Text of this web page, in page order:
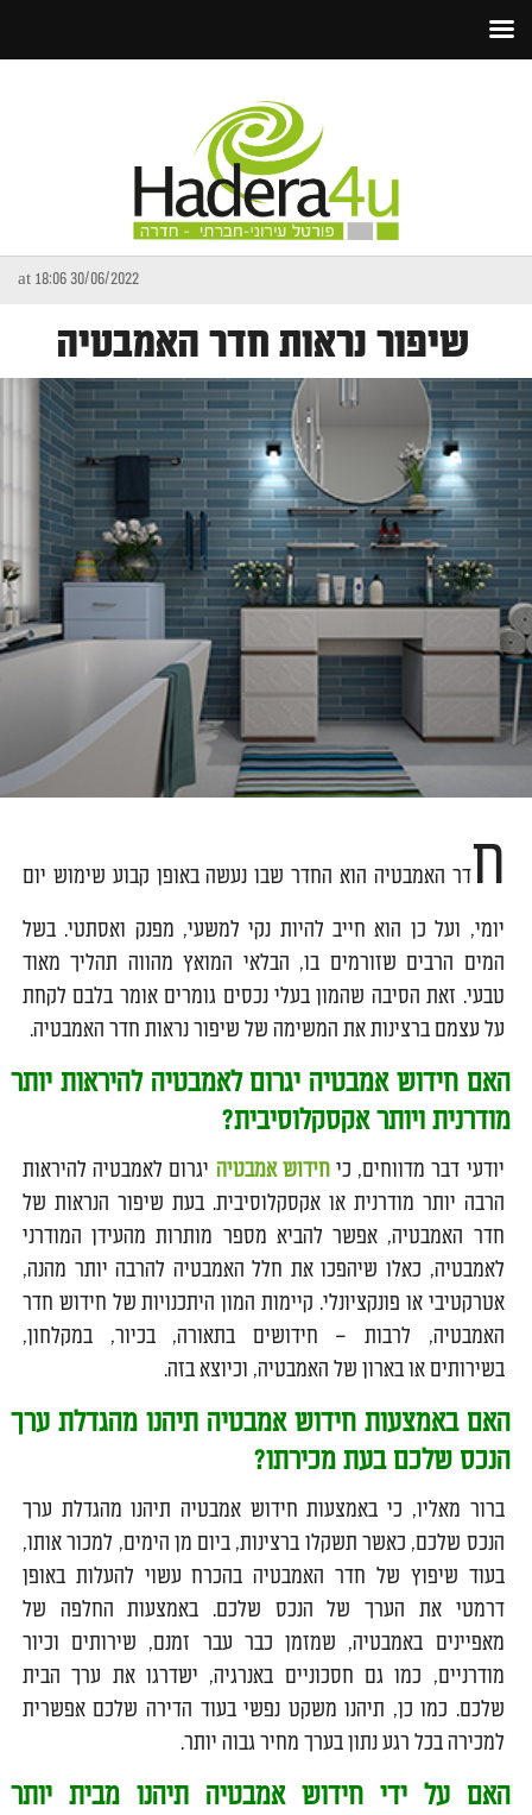
30/06/2022 at 18:06
שיפור נראות חדר האמבטיה
חדר האמבטיה הוא החדר שבו נעשה באופן קבוע שימוש יום
יומי, ועל כן הוא חייב להיות נקי למשעי, מפנק ואסתטי. בשל
המים הרבים שזורמים בו, הבלאי המואץ מהווה תהליך מאוד
טבעי. זאת הסיבה שהמון בעלי נכסים גומרים אומר בלבם לקחת
על עצמם ברצינות את המשימה של שיפור נראות חדר האמבטיה.
האם חידוש אמבטיה יגרום לאמבטיה להיראות יותר
מודרנית ויותר אקסקלוסיבית?
יודעי דבר מדווחים, כיחידוש אמבטיה יגרום לאמבטיה להיראות
הרבה יותר מודרנית או אקסקלוסיבית. בעת שיפור הנראות של
חדר האמבטיה, אפשר להביא מספר מותרות מהעידן המודרני
לאמבטיה, כאלו שיהפכו את חלל האמבטיה להרבה יותר מהנה,
אטרקטיבי או פונקציונלי. קיימות המון היתכנויות של חידוש חדר
האמבטיה, לרבות – חידושים בתאורה, בכיור, במקלחון,
בשירותים או בארון של האמבטיה, וכיוצא בזה.
האם באמצעות חידוש אמבטיה תיהנו מהגדלת ערך
הנכס שלכם בעת מכירתו?
ברור מאליו, כי באמצעות חידוש אמבטיה תיהנו מהגדלת ערך
הנכס שלכם, כאשר תשקלו ברצינות, ביום מן הימים, למכור אותו,
בעוד שיפוץ של חדר האמבטיה בהכרח עשוי להעלות באופן
דרמטי את הערך של הנכס שלכם. באמצעות החלפה של
מאפיינים באמבטיה, שמזמן כבר עבר זמנם, שירותים וכיור
מודרניים, כמו גם חסכוניים באנרגיה, ישדרגו את ערך הבית
שלכם. כמו כן, תיהנו משקט נפשי בעוד הדירה שלכם אפשרית
למכירה בכל רגע נתון בערך מחיר גבוה יותר.
האם על ידי חידוש אמבטיה תיהנו מבית יותר